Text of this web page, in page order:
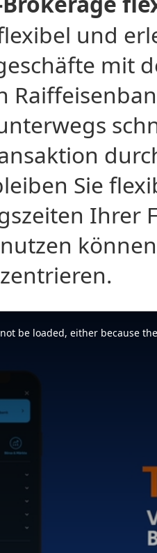
und
mit
Sie
Ihrer
be loaded, either because